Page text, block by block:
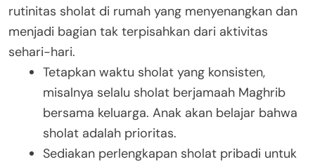
rutinitas sholat di rumah yang menyenangkan dan
menjadi bagian tak terpisahkan dari aktivitas
sehari-hari.
Tetapkan waktu sholat yang konsisten,
misalnya selalu sholat berjamaah Maghrib
bersama keluarga. Anak akan belajar bahwa
sholat adalah prioritas.
Sediakan perlengkapan sholat pribadi untuk